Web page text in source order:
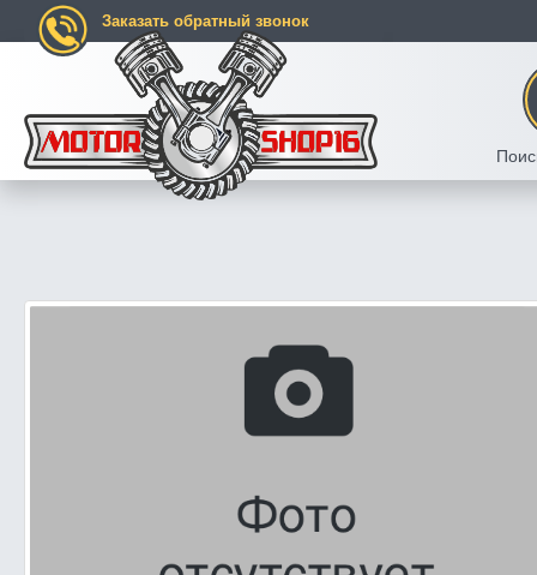
Заказать обратный звонок